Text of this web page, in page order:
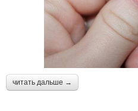
читать дальше →